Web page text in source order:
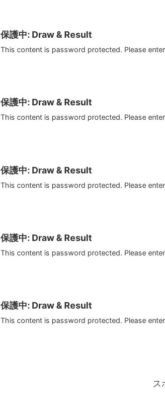
保護中: Draw & Result
This content is password protected. Please
保護中: Draw & Result
This content is password protected. Please
保護中: Draw & Result
This content is password protected. Please
保護中: Draw & Result
This content is password protected. Please
保護中: Draw & Result
This content is password protected. Please
ス